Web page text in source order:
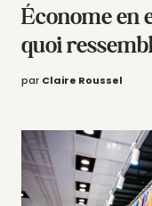
Économe en
quoi
par Claire Roussel